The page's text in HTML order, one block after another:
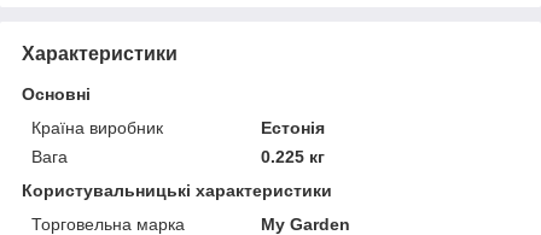
Характеристики
Основні
Країна виробник
Естонія
Вага
0.225 кг
Користувальницькі характеристики
Торговельна марка
My Garden